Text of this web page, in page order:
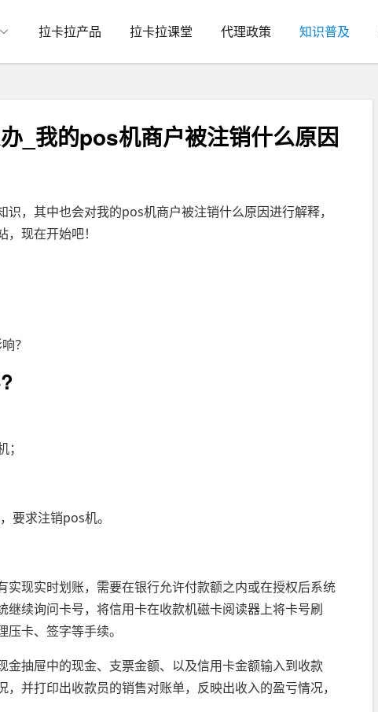
拉卡拉产品 拉卡拉课堂 代理政策 知识普及
_我的pos机商户被注销什么原因
识，其中也会对我的pos机商户被注销什么原因进行解释，
现在开始吧！
？
要求注销pos机。
现实时划账，需要在银行允许付款额之内或在授权后系统
续询问卡号，将信用卡在收款机磁卡阅读器上将卡号刷
卡、签字等手续。
抽屉中的现金、支票金额、以及信用卡金额输入到收款
并打印出收款员的销售对账单，反映出收入的盈亏情况，